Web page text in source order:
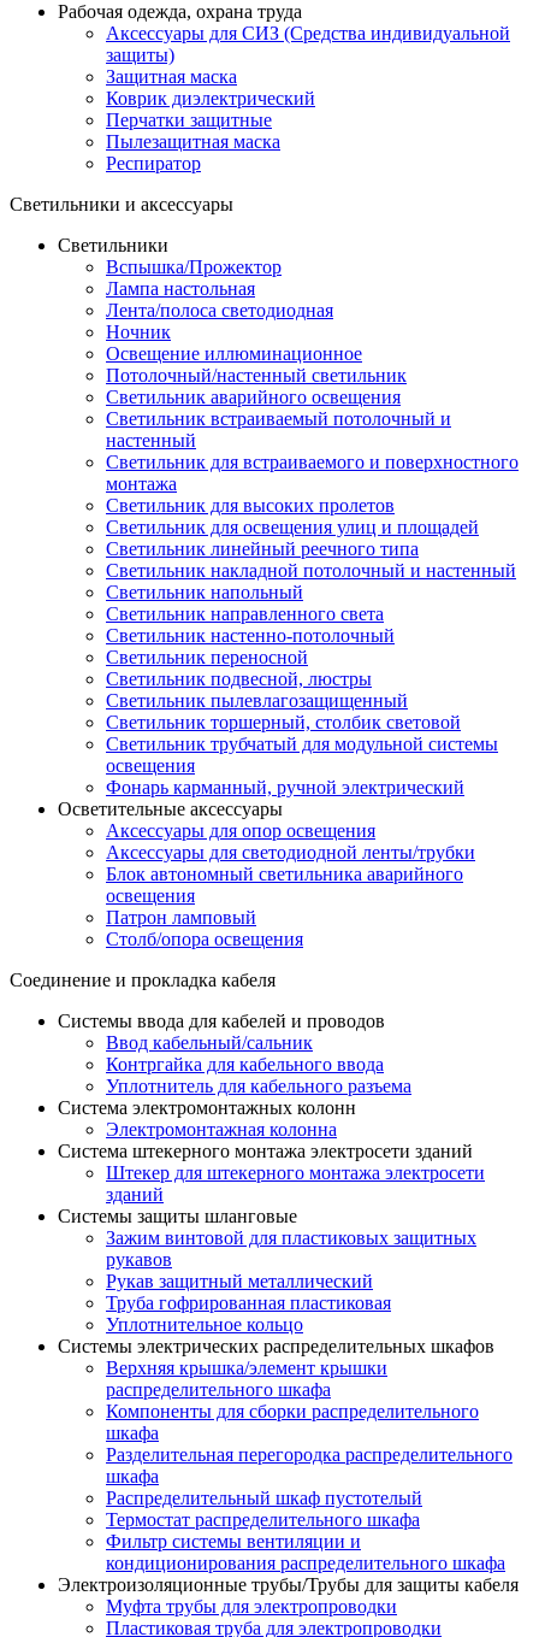
Рабочая одежда, охрана труда
Аксессуары для СИЗ (Средства индивидуальной
защиты)
Защитная маска
Коврик диэлектрический
Перчатки защитные
Пылезащитная маска
Респиратор
Светильники и аксессуары
Светильники
Вспышка/Прожектор
Лампа настольная
Лента/полоса светодиодная
Ночник
Освещение иллюминационное
Потолочный/настенный светильник
Светильник аварийного освещения
Светильник встраиваемый потолочный и
настенный
Светильник для встраиваемого и поверхностного
монтажа
Светильник для высоких пролетов
Светильник для освещения улиц и площадей
Светильник линейный реечного типа
Светильник накладной потолочный и настенный
Светильник напольный
Светильник направленного света
Светильник настенно-потолочный
Светильник переносной
Светильник подвесной, люстры
Светильник пылевлагозащищенный
Светильник торшерный, столбик световой
Светильник трубчатый для модульной системы
освещения
Фонарь карманный, ручной электрический
Осветительные аксессуары
Аксессуары для опор освещения
Аксессуары для светодиодной ленты/трубки
Блок автономный светильника аварийного
освещения
Патрон ламповый
Столб/опора освещения
Соединение и прокладка кабеля
Системы ввода для кабелей и проводов
Ввод кабельный/сальник
Контргайка для кабельного ввода
Уплотнитель для кабельного разъема
Система электромонтажных колонн
Электромонтажная колонна
Система штекерного монтажа электросети зданий
Штекер для штекерного монтажа электросети
зданий
Системы защиты шланговые
Зажим винтовой для пластиковых защитных
рукавов
Рукав защитный металлический
Труба гофрированная пластиковая
Уплотнительное кольцо
Системы электрических распределительных шкафов
Верхняя крышка/элемент крышки
распределительного шкафа
Компоненты для сборки распределительного
шкафа
Разделительная перегородка распределительного
шкафа
Распределительный шкаф пустотелый
Термостат распределительного шкафа
Фильтр системы вентиляции и
кондиционирования распределительного шкафа
Электроизоляционные трубы/Трубы для защиты кабеля
Муфта трубы для электропроводки
Пластиковая труба для электропроводки